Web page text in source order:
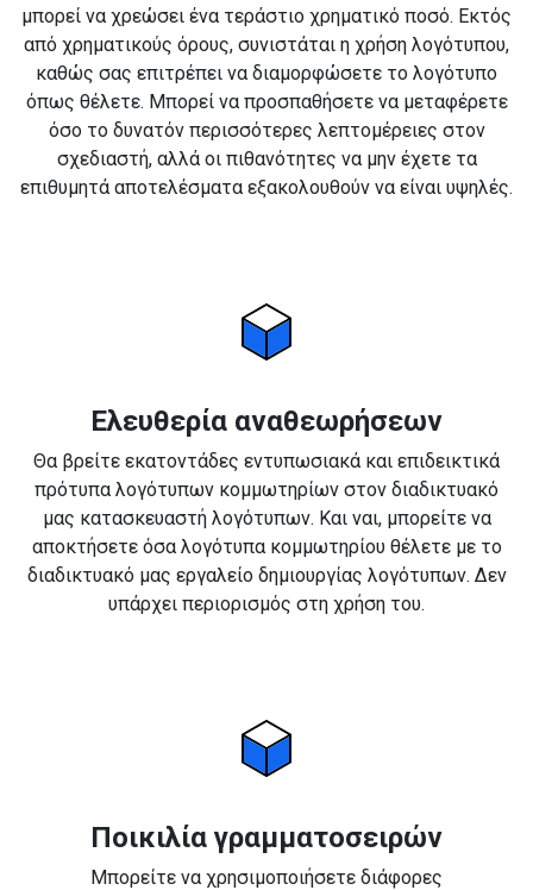
μπορεί να χρεώσει ένα τεράστιο χρηματικό ποσό. Εκτός
από χρηματικούς όρους, συνιστάται η χρήση λογότυπου,
καθώς σας επιτρέπει να διαμορφώσετε το λογότυπο
όπως θέλετε. Μπορεί να προσπαθήσετε να μεταφέρετε
όσο το δυνατόν περισσότερες λεπτομέρειες στον
σχεδιαστή, αλλά οι πιθανότητες να μην έχετε τα
επιθυμητά αποτελέσματα εξακολουθούν να είναι υψηλές.
Ελευθερία αναθεωρήσεων
Θα βρείτε εκατοντάδες εντυπωσιακά και επιδεικτικά
πρότυπα λογότυπων κομμωτηρίων στον διαδικτυακό
μας κατασκευαστή λογότυπων. Και ναι, μπορείτε να
αποκτήσετε όσα λογότυπα κομμωτηρίου θέλετε με το
διαδικτυακό μας εργαλείο δημιουργίας λογότυπων. Δεν
υπάρχει περιορισμός στη χρήση του.
Ποικιλία γραμματοσειρών
Μπορείτε να χρησιμοποιήσετε διάφορες